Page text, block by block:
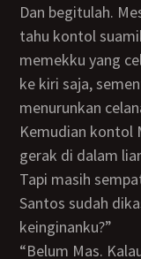
Dan begitulah. Meski kami tidak telanjang bulat, tahu-
tahu kontol
memekku yang
ke kiri saja,
menurunkan
Kemudian kontol Mas Pandu mulai diayun, bergerak-
gerak di dalam
Tapi masih sempat Mas Pandu bertanya, “Apakah
Santos sudah
keinginanku?”
“Belum Mas. Kalau langsung dijelasin, aku takut